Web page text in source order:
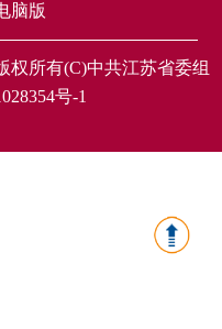
脑版
权所有(C)中共江苏省委组
号-1